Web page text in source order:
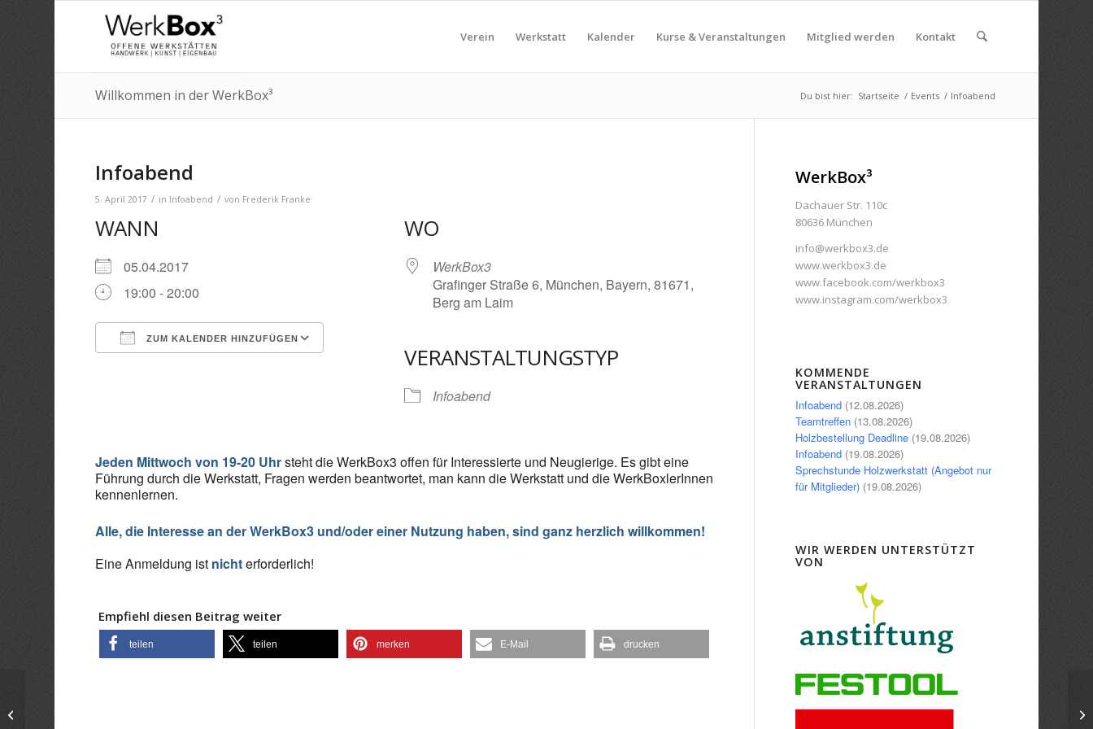
Verein Werkstatt Kalender Kurse & Veranstaltungen Mitglied werden Kontakt
Willkommen in der WerkBox³ Du bist hier: Startseite / Events / Infoabend
Infoabend
5. April 2017 / in Infoabend / von Frederik Franke
WANN
05.04.2017
19:00 - 20:00
ZUM KALENDER HINZUFÜGEN
Google Kalender iCalendar Office 365
WO
WerkBox3
Grafinger Straße 6, München, Bayern, 81671,
Berg am Laim
VERANSTALTUNGSTYP
Infoabend
Jeden Mittwoch von 19-20 Uhrsteht die WerkBox3 offen für Interessierte und Neugierige. Es gibt eine
Führung durch die Werkstatt, Fragen werden beantwortet, man kann die Werkstatt und die WerkBoxlerInnen
kennenlernen.
Alle, die Interesse an der WerkBox3 und/oder einer Nutzung haben, sind ganz herzlich willkommen!
Eine Anmeldung ist nichterforderlich!
Empfiehl diesen Beitrag weiter
teilen teilen merken E-Mail drucken
WerkBox³
Dachauer Str. 110c
80636 München
info@werkbox3.de
www.werkbox3.de
www.facebook.com/werkbox3
www.instagram.com/werkbox3
KOMMENDE
VERANSTALTUNGEN
Infoabend (12.08.2026)
Teamtreffen (13.08.2026)
Holzbestellung Deadline (19.08.2026)
Infoabend (19.08.2026)
Sprechstunde Holzwerkstatt (Angebot nur
für Mitglieder) (19.08.2026)
WIR WERDEN UNTERSTÜTZT
VON